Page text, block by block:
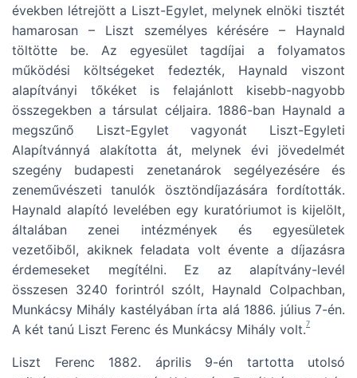
években létrejött a Liszt-Egylet, melynek elnöki tisztét
hamarosan – Liszt személyes kérésére – Haynald
töltötte be. Az egyesület tagdíjai a folyamatos
működési költségeket fedezték, Haynald viszont
alapítványi tőkéket is felajánlott kisebb-nagyobb
összegekben a társulat céljaira. 1886-ban Haynald a
megszűnő Liszt-Egylet vagyonát Liszt-Egyleti
Alapítvánnyá alakította át, melynek évi jövedelmét
szegény budapesti zenetanárok segélyezésére és
zeneművészeti tanulók ösztöndíjazására fordították.
Haynald alapító levelében egy kuratóriumot is kijelölt,
általában zenei intézmények és egyesületek
vezetőiből, akiknek feladata volt évente a díjazásra
érdemeseket megítélni. Ez az alapítvány-levél
összesen 3240 forintról szólt, Haynald Colpachban,
Munkácsy Mihály kastélyában írta alá 1886. július 7-én.
A két tanú Liszt Ferenc és Munkácsy Mihály volt.7
Liszt Ferenc 1882. április 9-én tartotta utolsó